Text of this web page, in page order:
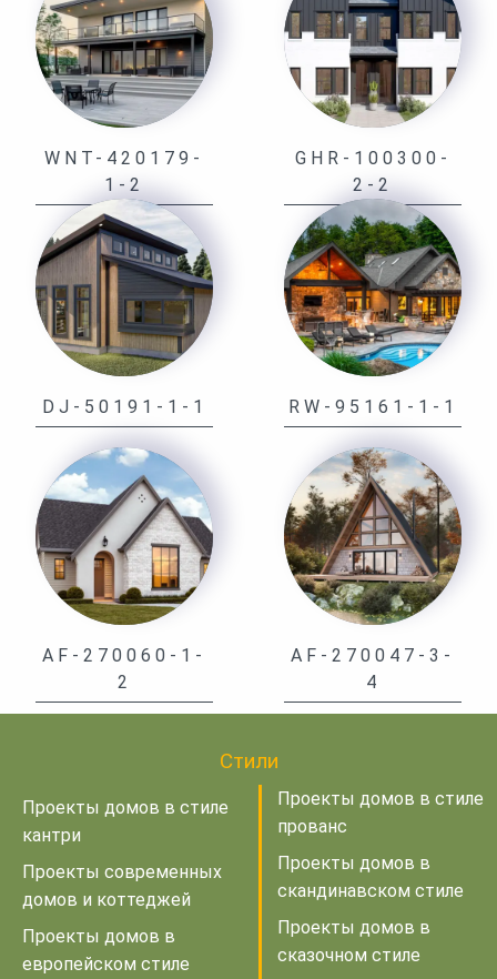
WNT-420179-
1-2
GHR-100300-
2-2
DJ-50191-1-1 RW-95161-1-1
AF-270060-1-
2
AF-270047-3-
4
Стили
Проекты домов в стиле
кантри
Проекты современных
домов и коттеджей
Проекты домов в
европейском стиле
Проекты домов в стиле
прованс
Проекты домов в
скандинавском стиле
Проекты домов в
сказочном стиле